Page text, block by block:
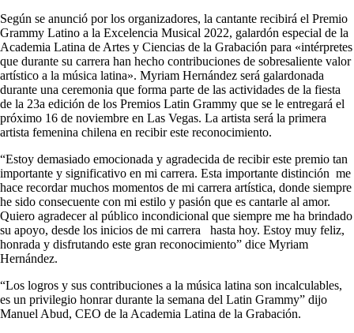
Según se anunció por los organizadores, la cantante recibirá el Premio
Grammy Latino a la Excelencia Musical 2022, galardón especial de la
Academia Latina de Artes y Ciencias de la Grabación para «intérpretes
que durante su carrera han hecho contribuciones de sobresaliente valor
artístico a la música latina». Myriam Hernández será galardonada
durante una ceremonia que forma parte de las actividades de la fiesta
de la 23a edición de los Premios Latin Grammy que se le entregará el
próximo 16 de noviembre en Las Vegas. La artista será la primera
artista femenina chilena en recibir este reconocimiento.
“Estoy demasiado emocionada y agradecida de recibir este premio tan
importante y significativo en mi carrera. Esta importante distinción me
hace recordar muchos momentos de mi carrera artística, donde siempre
he sido consecuente con mi estilo y pasión que es cantarle al amor.
Quiero agradecer al público incondicional que siempre me ha brindado
su apoyo, desde los inicios de mi carrera hasta hoy. Estoy muy feliz,
honrada y disfrutando este gran reconocimiento” dice Myriam
Hernández.
“Los logros y sus contribuciones a la música latina son incalculables,
es un privilegio honrar durante la semana del Latin Grammy” dijo
Manuel Abud, CEO de la Academia Latina de la Grabación.